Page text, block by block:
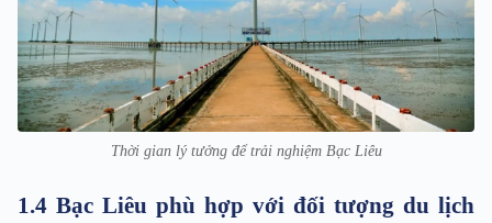
Thời gian lý tưởng để trải nghiệm Bạc Liêu
1.4 Bạc Liêu phù hợp với đối tượng du lịch